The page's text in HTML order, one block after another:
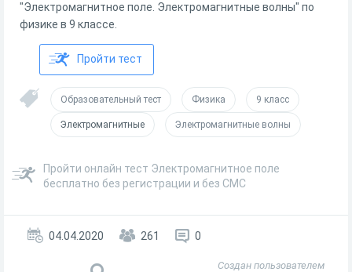
"Электромагнитное поле. Электромагнитные волны" по
физике в 9 классе.
Пройти тест
Образовательный тест Физика 9 класс
Электромагнитные Электромагнитные волны
Пройти онлайн тест Электромагнитное поле
бесплатно без регистрации и без СМС
04.04.2020 261 0
Создан пользователем